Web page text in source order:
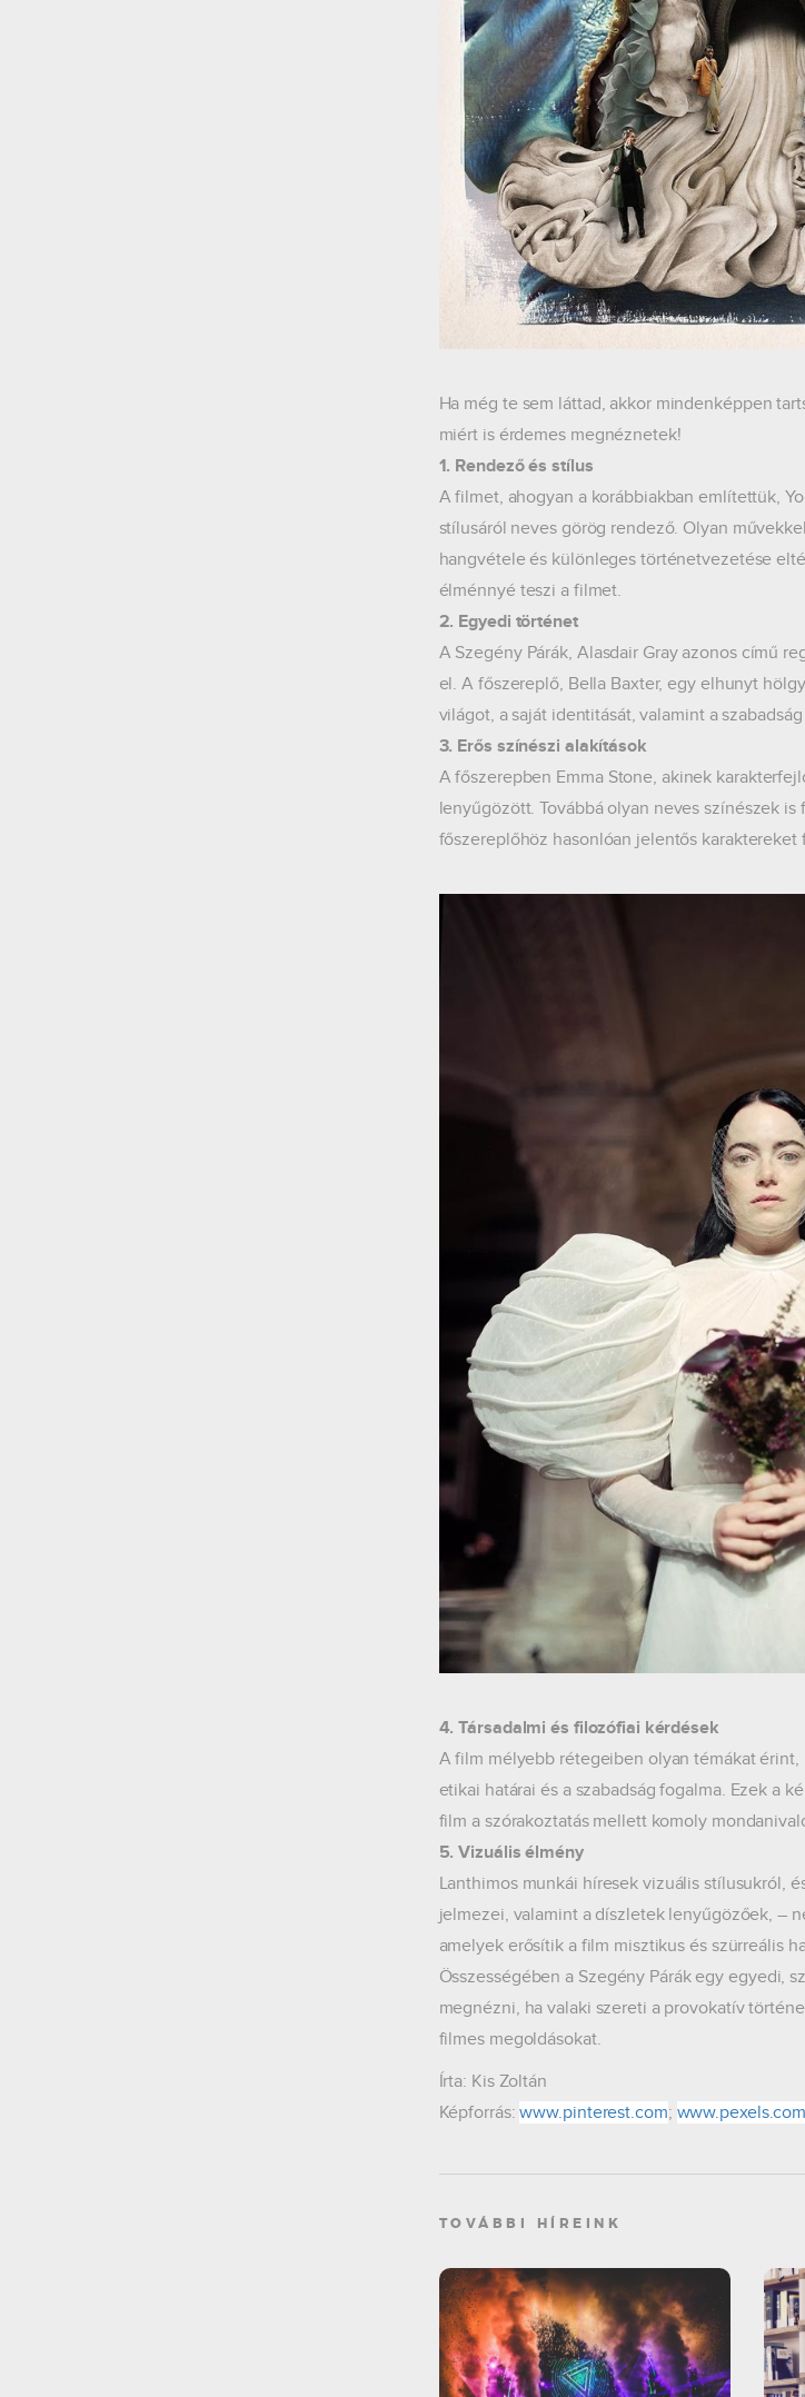
Ha még te sem láttad, akkor mindenképpen
miért is érdemes megnéznetek!
1. Rendező és stílus
A filmet, ahogyan a korábbiakban említettük,
stílusáról neves görög rendező. Olyan
hangvétele és különleges történetvezetése
élménnyé teszi a filmet.
2. Egyedi történet
A Szegény Párák, Alasdair Gray azonos című
el. A főszereplő, Bella Baxter, egy elhunyt
világot, a saját identitását, valamint a
3. Erős színészi alakítások
A főszerepben Emma Stone, akinek
lenyűgözött. Továbbá olyan neves színészek
főszereplőhöz hasonlóan jelentős karaktereket
4. Társadalmi és filozófiai kérdések
A film mélyebb rétegeiben olyan témákat
etikai határai és a szabadság fogalma. Ezek a
film a szórakoztatás mellett komoly
5. Vizuális élmény
Lanthimos munkái híresek vizuális stílusukról,
jelmezei, valamint a díszletek lenyűgözőek, –
amelyek erősítik a film misztikus és szürreális
Összességében a Szegény Párák egy egyedi,
megnézni, ha valaki szereti a provokatív
filmes megoldásokat.
Írta: Kis Zoltán
Képforrás:www.pinterest.com; www.pexels.com
TOVÁBBI HÍREINK